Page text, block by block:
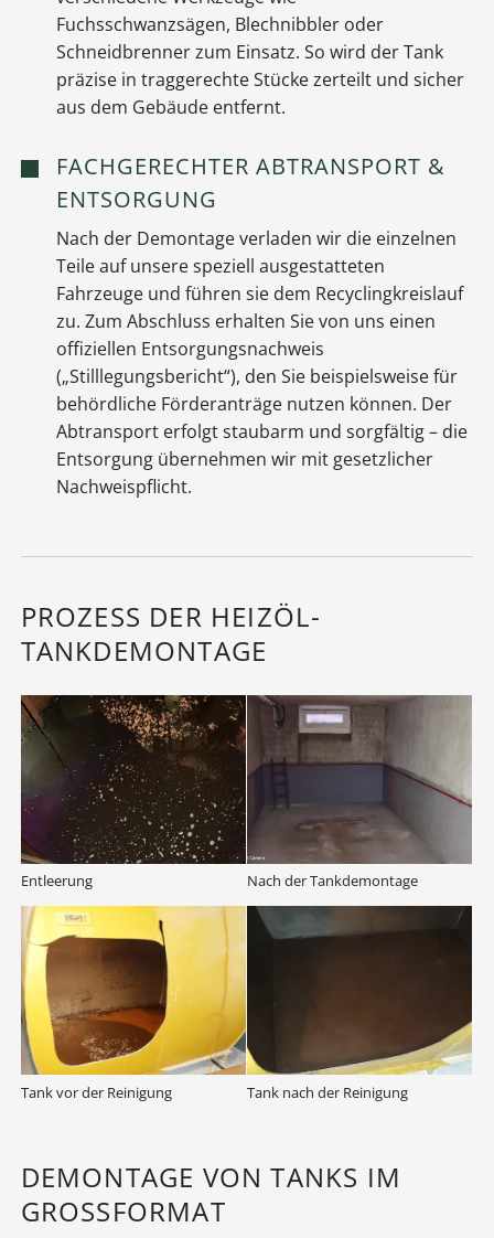
Fuchsschwanzsägen, Blechnibbler oder
Schneidbrenner zum Einsatz. So wird der Tank
präzise in traggerechte Stücke zerteilt und sicher
aus dem Gebäude entfernt.
FACHGERECHTER ABTRANSPORT &
ENTSORGUNG
Nach der Demontage verladen wir die einzelnen
Teile auf unsere speziell ausgestatteten
Fahrzeuge und führen sie dem Recyclingkreislauf
zu. Zum Abschluss erhalten Sie von uns einen
offiziellen Entsorgungsnachweis
(„Stilllegungsbericht“), den Sie beispielsweise für
behördliche Förderanträge nutzen können. Der
Abtransport erfolgt staubarm und sorgfältig – die
Entsorgung übernehmen wir mit gesetzlicher
Nachweispflicht.
PROZESS DER HEIZÖL-
TANKDEMONTAGE
Entleerung Nach der Tankdemontage
Tank vor der Reinigung Tank nach der Reinigung
DEMONTAGE VON TANKS IM
GROSSFORMAT